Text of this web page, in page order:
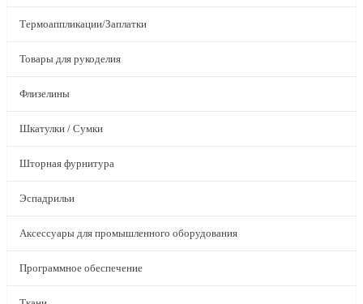
Термоаппликации/Заплатки
Товары для рукоделия
Флизелины
Шкатулки / Сумки
Шторная фурнитура
Эспадрильи
Аксессуары для промышленного оборудования
Программное обеспечение